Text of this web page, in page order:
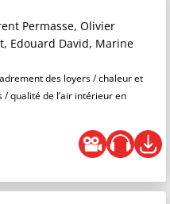
Permasse, Olivier
Edouard David, Marine
des loyers / chaleur et
qualité de l’air intérieur en